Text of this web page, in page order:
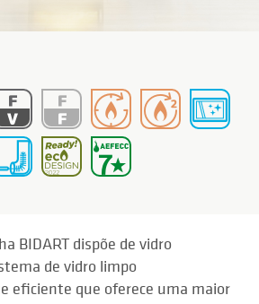
BIDART dispõe de vidro
de vidro limpo
eficiente que oferece uma maior